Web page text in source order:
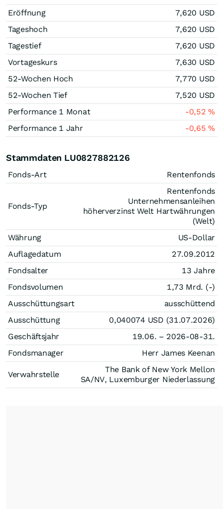
Eröffnung
7,620 USD
Tageshoch
7,620 USD
Tagestief
7,620 USD
Vortageskurs
7,630 USD
52-Wochen Hoch
7,770 USD
52-Wochen Tief
7,520 USD
Performance 1 Monat
-0,52%
Performance 1 Jahr
-0,65%
Stammdaten LU0827882126
Fonds-Art Rentenfonds
Fonds-Typ
Rentenfonds
Unternehmensanleihen
höherverzinst Welt Hartwährungen
(Welt)
Währung
US-Dollar
Auflagedatum
27.09.2012
Fondsalter
13 Jahre
Fondsvolumen
1,73 Mrd. (-)
Ausschüttungsart
ausschüttend
Ausschüttung
0,040074 USD (31.07.2026)
Geschäftsjahr
19.06. – 2026-08-31.
Fondsmanager
Herr James Keenan
Verwahrstelle
The Bank of New York Mellon
SA/NV, Luxemburger Niederlassung